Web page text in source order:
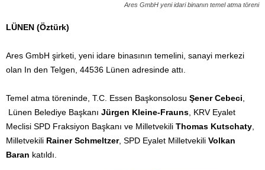
Ares GmbH yeni idari binanın temel atma töreni
LÜNEN (Öztürk)
Ares GmbH şirketi, yeni idare binasının temelini, sanayi merkezi
olan In den Telgen, 44536 Lünen adresinde attı.
Temel atma töreninde, T.C. Essen Başkonsolosu Şener Cebeci
Lünen Belediye Başkanı Jürgen Kleine-Frauns , KRV Eyalet
Meclisi SPD Fraksiyon Başkanı ve Milletvekili Thomas Kutschaty
Milletvekili Rainer Schmeltzer, SPD Eyalet Milletvekili Volkan
Baran katıldı.